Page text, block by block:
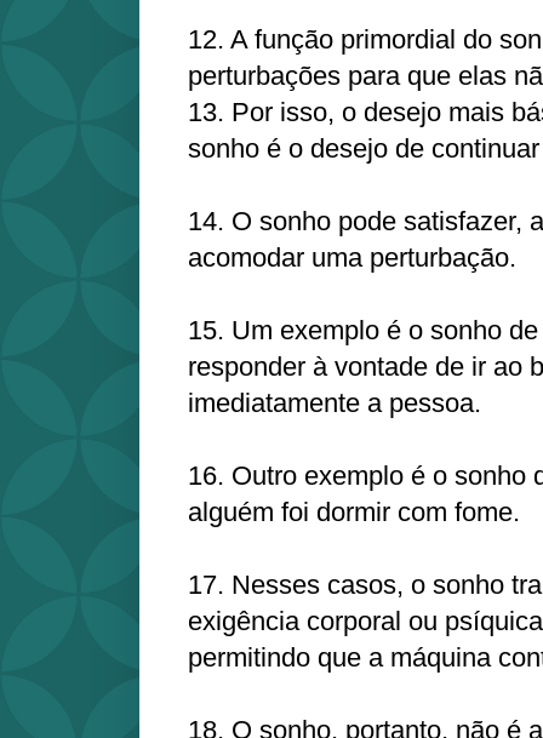
12. A função primordial do
perturbações para que elas
13. Por isso, o desejo mais
sonho é o desejo de
14. O sonho pode satisfazer,
acomodar uma perturbação.
15. Um exemplo é o sonho
responder à vontade de ir ao
imediatamente a pessoa.
16. Outro exemplo é o sonho
alguém foi dormir com fome.
17. Nesses casos, o sonho
exigência corporal ou
permitindo que a máquina
18. O sonho, portanto, não é